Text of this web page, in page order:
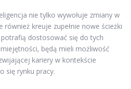
nie tylko wywołuje zmiany w
również kreuje zupełnie nowe ścieżki
dostosować się do tych
będą mieli możliwość
kariery w kontekście
się rynku pracy.